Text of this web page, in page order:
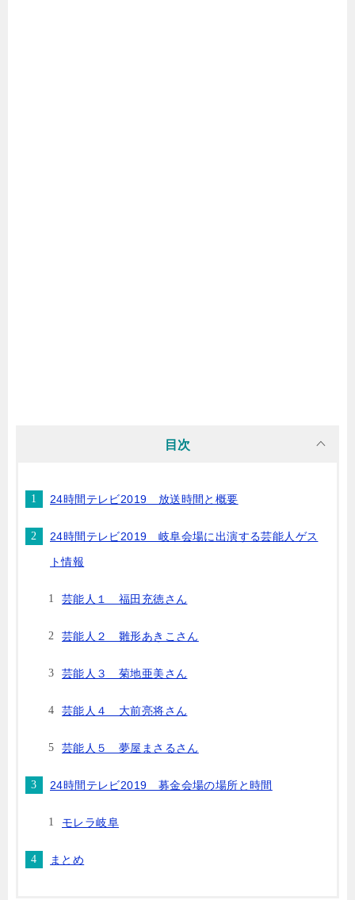
目次
24時間テレビ2019 放送時間と概要
24時間テレビ2019 岐阜会場に出演する芸能人ゲス
ト情報
芸能人１ 福田充徳さん
芸能人２ 雛形あきこさん
芸能人３ 菊地亜美さん
芸能人４ 大前亮将さん
芸能人５ 夢屋まさるさん
24時間テレビ2019 募金会場の場所と時間
モレラ岐阜
まとめ